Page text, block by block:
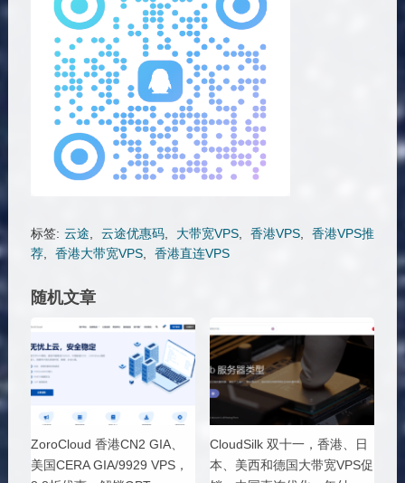
标签: 云途, 云途优惠码, 大带宽VPS, 香港VPS,
香港VPS推
荐, 香港大带宽VPS, 香港直连VPS
随机文章
ZoroCloud 香港CN2 GIA、
美国CERA GIA/9929 VPS，
CloudSilk 双十一，香港、日
本、美西和德国大带宽VPS促